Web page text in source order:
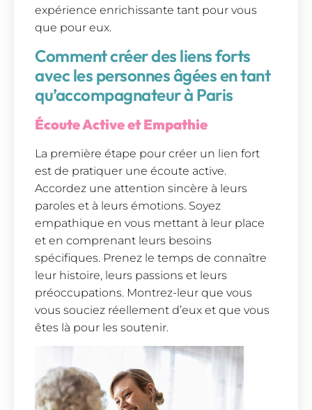
expérience enrichissante tant pour vous
que pour eux.
Comment créer des liens forts
avec les personnes âgées en tant
qu’accompagnateur à Paris
Écoute Active et Empathie
La première étape pour créer un lien fort
est de pratiquer une écoute active.
Accordez une attention sincère à leurs
paroles et à leurs émotions. Soyez
empathique en vous mettant à leur place
et en comprenant leurs besoins
spécifiques. Prenez le temps de connaître
leur histoire, leurs passions et leurs
préoccupations. Montrez-leur que vous
vous souciez réellement d’eux et que vous
êtes là pour les soutenir.